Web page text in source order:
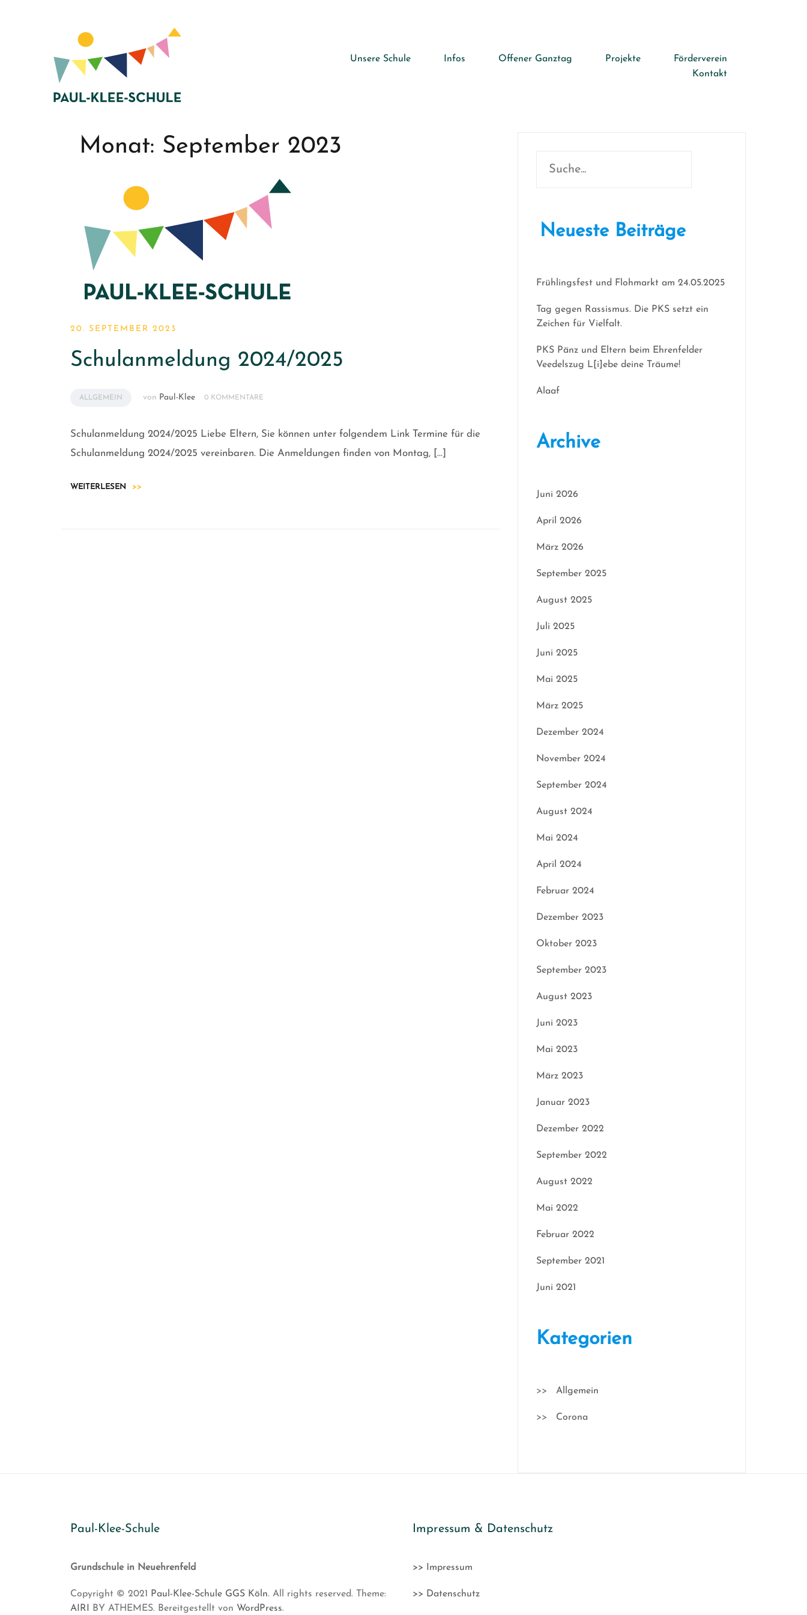
Unsere Schule Infos Offener Ganztag Projekte
Förderverein
Kontakt
Monat: September 2023
20. SEPTEMBER 2023
Schulanmeldung 2024/2025
ALLGEMEIN von Paul-Klee 0 KOMMENTARE
Schulanmeldung 2024/2025 Liebe Eltern, Sie können unter folgendem Link Termine für die
Schulanmeldung 2024/2025 vereinbaren. Die Anmeldungen finden von Montag, […]
WEITERLESEN >>
Neueste Beiträge
Frühlingsfest und Flohmarkt am 24.05.2025
Tag gegen Rassismus. Die PKS setzt ein
Zeichen für Vielfalt.
PKS Pänz und Eltern beim Ehrenfelder
Veedelszug L[i]ebe deine Träume!
Alaaf
Archive
Juni 2026
April 2026
März 2026
September 2025
August 2025
Juli 2025
Juni 2025
Mai 2025
März 2025
Dezember 2024
November 2024
September 2024
August 2024
Mai 2024
April 2024
Februar 2024
Dezember 2023
Oktober 2023
September 2023
August 2023
Juni 2023
Mai 2023
März 2023
Januar 2023
Dezember 2022
September 2022
August 2022
Mai 2022
Februar 2022
September 2021
Juni 2021
Kategorien
Allgemein
Corona
Paul-Klee-Schule
Grundschule in Neuehrenfeld
Copyright © 2021 Paul-Klee-Schule GGS Köln. All rights reserved. Theme:
AIRI
BY ATHEMES. Bereitgestellt von WordPress.
Impressum & Datenschutz
>> Impressum
>> Datenschutz